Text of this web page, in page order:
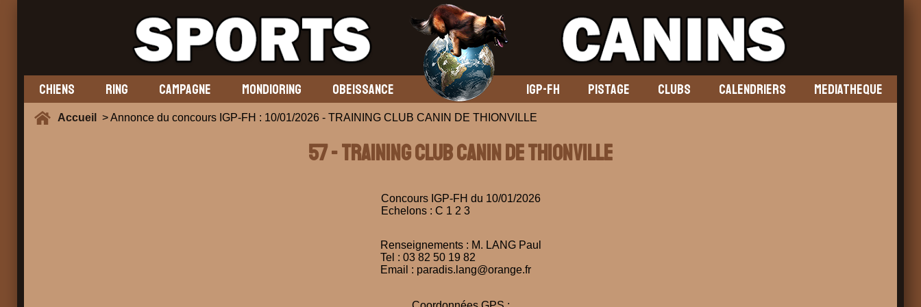
CHIENS RING CAMPAGNE MONDIORING OBEISSANCE IGP-FH PISTAGE CLUBS CALENDRIERS MEDIATHEQUE
Accueil > Annonce du concours IGP-FH : 10/01/2026 - TRAINING CLUB CANIN DE THIONVILLE
57 - TRAINING CLUB CANIN DE THIONVILLE
Concours IGP-FH du 10/01/2026
Echelons : C 1 2 3
Renseignements : M. LANG Paul
Tel : 03 82 50 19 82
Email : paradis.lang@orange.fr